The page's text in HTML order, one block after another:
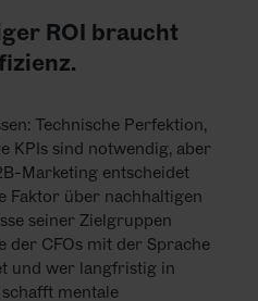
ROI braucht
Technische Perfektion,
KPIs sind notwendig, aber
Marketing entscheidet
Faktor über nachhaltigen
seiner Zielgruppen
der CFOs mit der Sprache
und wer langfristig in
mentale